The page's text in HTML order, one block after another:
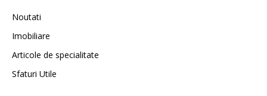
Noutati
Imobiliare
Articole de specialitate
Sfaturi Utile